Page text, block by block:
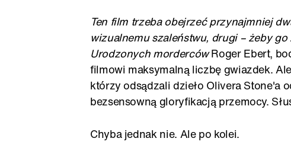
Ten film trzeba obejrzeć przynajmniej
wizualnemu szaleństwu, drugi – żeby
Urodzonych mordercówRoger Ebert,
filmowi maksymalną liczbę gwiazdek.
którzy odsądzali dzieło Olivera Stone'a
bezsensowną gloryfikacją przemocy.
Chyba jednak nie. Ale po kolei.